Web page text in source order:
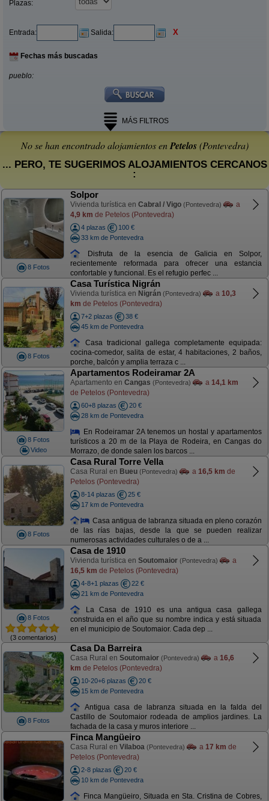
Plazas:
Entrada: Salida: X
Fechas más buscadas
pueblo:
MÁS FILTROS
No se han encontrado alojamientos enPetelos(Pontevedra)
... PERO, TE SUGERIMOS ALOJAMIENTOS CERCANOS
:
8 Fotos
Solpor
Vivienda turística en Cabral / Vigo (Pontevedra)
a
4,9 km de Petelos (Pontevedra)
4 plazas
100 €
33 km de Pontevedra
Disfruta de la esencia de Galicia en Solpor,
recientemente reformada para ofrecer una estancia
confortable y funcional. Es el refugio perfec ...
8 Fotos
Casa Turística Nigrán
Vivienda turística en Nigrán (Pontevedra) a 10,3
km de Petelos (Pontevedra)
7+2 plazas
38 €
45 km de Pontevedra
Casa tradicional gallega completamente equipada:
cocina-comedor, salita de estar, 4 habitaciones, 2 baños,
porche, balcón y amplia terraza c ...
8 Fotos
Video
Apartamentos Rodeiramar 2A
Apartamento en Cangas (Pontevedra) a 14,1 km
de Petelos (Pontevedra)
60+8 plazas
20 €
28 km de Pontevedra
En Rodeiramar 2A tenemos un hostal y apartamentos
turísticos a 20 m de la Playa de Rodeira, en Cangas do
Morrazo, de donde salen los barcos ...
8 Fotos
Casa Rural Torre Vella
Casa Rural en Bueu (Pontevedra) a 16,5 km de
Petelos (Pontevedra)
8-14 plazas
25 €
17 km de Pontevedra
Casa antigua de labranza situada en pleno corazón
de las rías bajas, desde la que se pueden realizar
numerosas actividades culturales o de a ...
8 Fotos
(3 comentarios)
Casa de 1910
Vivienda turística en Soutomaior (Pontevedra)
a
16,5 km de Petelos (Pontevedra)
4-8+1 plazas
22 €
21 km de Pontevedra
La Casa de 1910 es una antigua casa gallega
construida en el año que su nombre indica y está situada
en el municipio de Soutomaior. Cada dep ...
8 Fotos
Casa Da Barreira
Casa Rural en Soutomaior (Pontevedra) a 16,6
km de Petelos (Pontevedra)
10-20+6 plazas
20 €
15 km de Pontevedra
Antigua casa de labranza situada en la falda del
Castillo de Soutomaior rodeada de amplios jardines. La
fachada de la casa y muros interiore ...
Finca Mangüeiro
Casa Rural en Vilaboa (Pontevedra) a 17 km de
Petelos (Pontevedra)
2-8 plazas
20 €
10 km de Pontevedra
Finca Mangüeiro, Situada en Sta. Cristina de Cobres,